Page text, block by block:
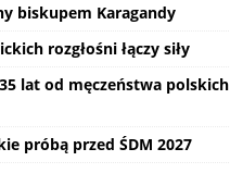
biskupem Karagandy
rozgłośni łączy siły
lat od męczeństwa polskich
próbą przed ŚDM 2027